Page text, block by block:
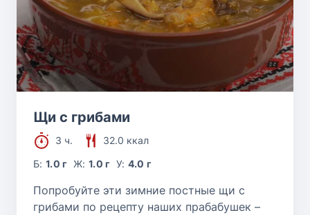
Щи с грибами
3 ч.
32.0 ккал
Б:1.0 г Ж: 1.0 г У: 4.0 г
Попробуйте эти зимние постные щи с
грибами по рецепту наших прабабушек –